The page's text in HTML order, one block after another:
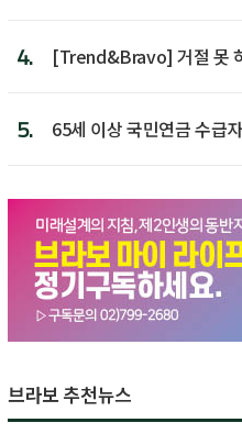
4.
[Trend&Bravo] 거절 못
5. 65세 이상 국민연금 수급
브라보 추천뉴스